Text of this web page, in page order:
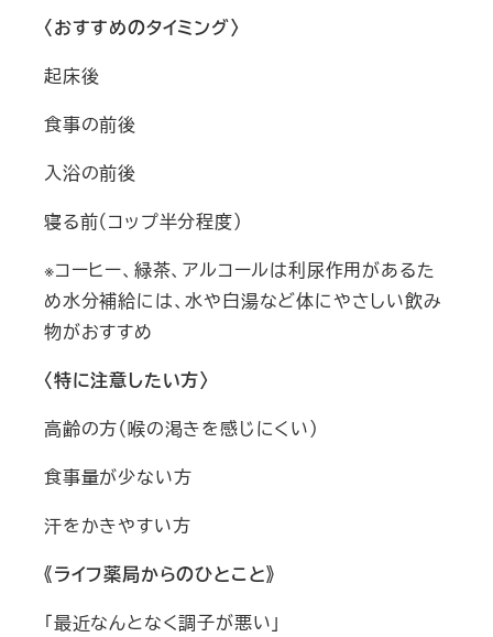
〈おすすめのタイミング〉
起床後
食事の前後
入浴の前後
寝る前（コップ半分程度）
※コーヒー、緑茶、アルコールは利尿作用があるた
め水分補給には、水や白湯など体にやさしい飲み
物がおすすめ
〈特に注意したい方〉
高齢の方（喉の渇きを感じにくい）
食事量が少ない方
汗をかきやすい方
《ライフ薬局からのひとこと》
「最近なんとなく調子が悪い」